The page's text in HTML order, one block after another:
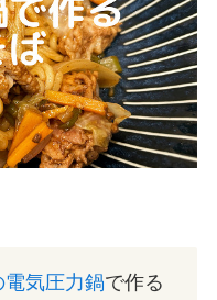
気圧力鍋で作る